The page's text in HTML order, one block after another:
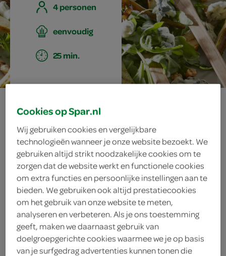
4 personen
eenvoudig
25 min.
salade met
gegrilde peer,
blauwe kaas en
walnotendressing
ingrediënten
Cookies op Spar.nl
Wij gebruiken cookies en vergelijkbare
technologieën wanneer je onze website bezoekt. We
gebruiken altijd strikt noodzakelijke cookies om te
zorgen dat de website werkt en functionele cookies
om extra functies en persoonlijke instellingen aan te
bieden. We gebruiken ook altijd prestatiecookies
om het gebruik van onze website te meten,
analyseren en verbeteren. Als je ons toestemming
geeft, maken we daarnaast gebruik van
doelgroepgerichte cookies waarmee we je op basis
van je surfgedrag advertenties kunnen tonen die